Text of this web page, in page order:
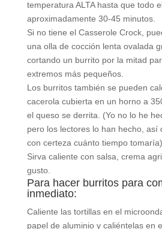
temperatura ALTA hasta que todo
aproximadamente 30-45 minutos.
Si no tiene el Casserole Crock,
una olla de cocción lenta ovalada
cortando un burrito por la mitad
extremos más pequeños.
Los burritos también se pueden
cacerola cubierta en un horno a
el queso se derrita. (Yo no lo he
pero los lectores lo han hecho, así
con certeza cuánto tiempo tomaría).
Sirva caliente con salsa, crema
gusto.
Para hacer burritos para
inmediato:
Caliente las tortillas en el
papel de aluminio y caliéntelas en